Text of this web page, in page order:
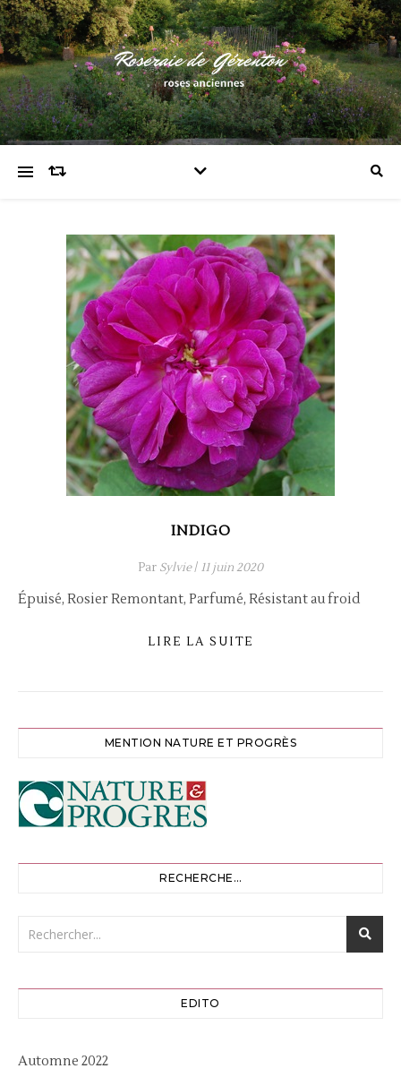
INDIGO
Par Sylvie/ 11 juin 2020
Épuisé, Rosier Remontant, Parfumé, Résistant au froid
LIRE LA SUITE
MENTION NATURE ET PROGRÈS
RECHERCHE…
EDITO
Automne 2022